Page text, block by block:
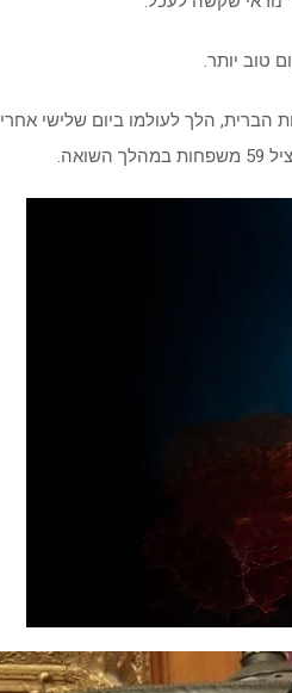
טוב יותר.
הברית, הלך לעולמו ביום שלישי אחרי
What If